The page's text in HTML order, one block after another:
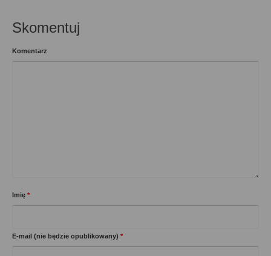
Skomentuj
Komentarz
Imię *
E-mail (nie będzie opublikowany) *